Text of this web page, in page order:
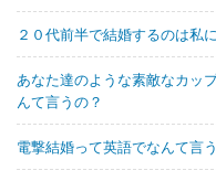
２０代前半で結婚するのは私
あなた達のような素敵なカッ
んて言うの？
電撃結婚って英語でなんて言